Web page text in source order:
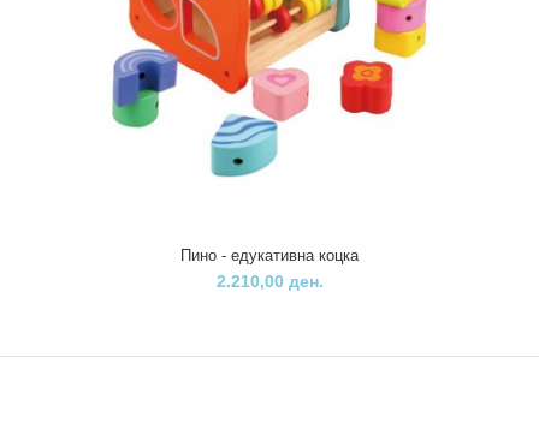
Пино - едукативна коцка
2.210,00 ден.